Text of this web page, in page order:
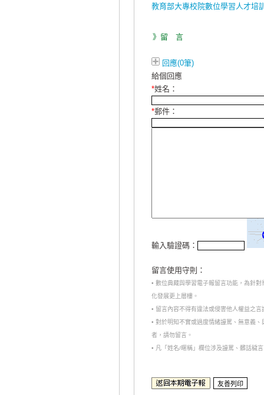
教育部大專校院數位學習人才培
》留 言
回應(0筆)
給個回應
*姓名：
*郵件：
輸入驗證碼：
留言使用守則：
• 數位典藏與學習電子報留言功能，為針
化發展更上層樓。
• 留言內容不得有違法或侵害他人權益之
• 對於明知不實或過度情緒謾罵、無意義
者，請勿留言。
• 凡「姓名/暱稱」欄位涉及謾罵、髒話穢